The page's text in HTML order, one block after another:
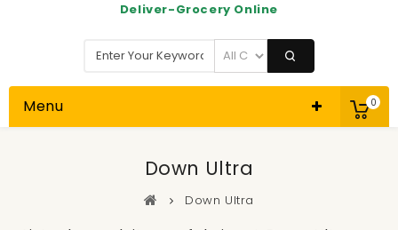
0
Deliver-Grocery Online
Menu
Down Ultra
Down Ultra